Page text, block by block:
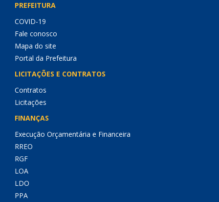
PREFEITURA
COVID-19
Fale conosco
Mapa do site
Portal da Prefeitura
LICITAÇÕES E CONTRATOS
Contratos
Licitações
FINANÇAS
Execução Orçamentária e Financeira
RREO
RGF
LOA
LDO
PPA